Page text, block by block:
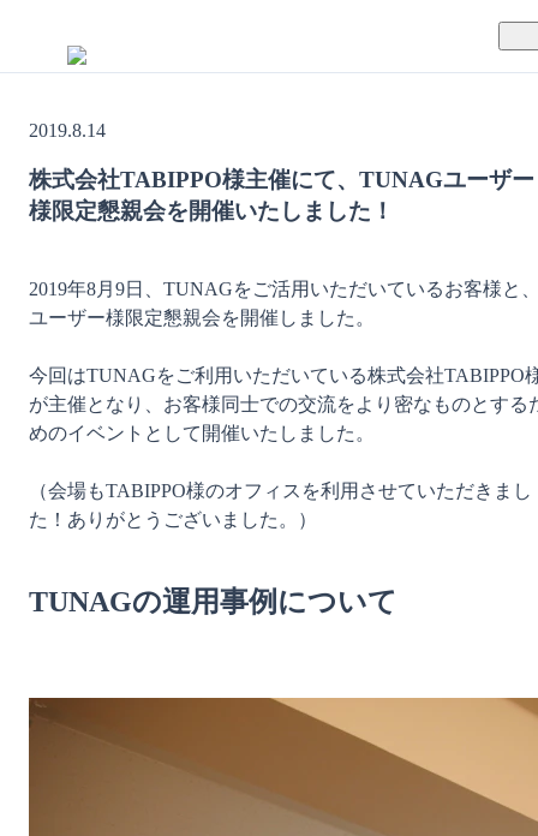
TUNAGの特徴
サポート体制
セキュリティ体制
料金案内
導入事例
活用方法
セミナー
資料ダウンロード
2019.8.14
株式会社TABIPPO様主催にて、TUNAGユーザー
様限定懇親会を開催いたしました！
2019年8月9日、TUNAGをご活用いただいているお客様と
ユーザー様限定懇親会を開催しました。
今回はTUNAGをご利用いただいている株式会社TABIPPO
が主催となり、お客様同士での交流をより密なものとする
めのイベントとして開催いたしました。
（会場もTABIPPO様のオフィスを利用させていただきまし
た！ありがとうございました。）
TUNAGの運用事例について